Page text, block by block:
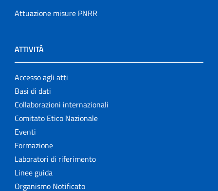
Attuazione misure PNRR
ATTIVITÀ
Accesso agli atti
Basi di dati
Collaborazioni internazionali
Comitato Etico Nazionale
Eventi
Formazione
Laboratori di riferimento
Linee guida
Organismo Notificato